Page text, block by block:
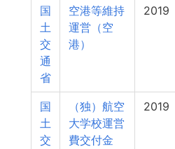
国
土
交
通
省
空港等維持
運営（空
港）
2019
国
土
交
（独）航空
大学校運営
費交付金
2019